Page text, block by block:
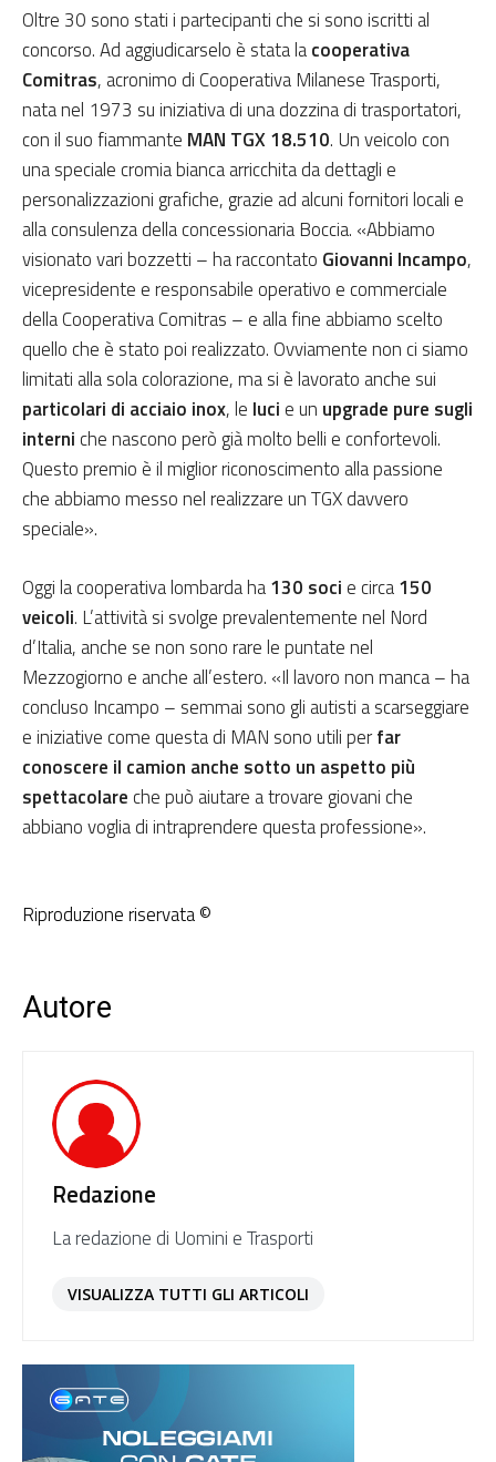
Oltre 30 sono stati i partecipanti che si sono iscritti al
concorso. Ad aggiudicarselo è stata lacooperativa
Comitras, acronimo di Cooperativa Milanese Trasporti,
nata nel 1973 su iniziativa di una dozzina di trasportatori,
con il suo fiammante MAN TGX 18.510. Un veicolo con
una speciale cromia bianca arricchita da dettagli e
personalizzazioni grafiche, grazie ad alcuni fornitori locali e
alla consulenza della concessionaria Boccia. «Abbiamo
visionato vari bozzetti – ha raccontato Giovanni Incampo,
vicepresidente e responsabile operativo e commerciale
della Cooperativa Comitras – e alla fine abbiamo scelto
quello che è stato poi realizzato. Ovviamente non ci siamo
limitati alla sola colorazione, ma si è lavorato anche sui
particolari di acciaio inox, le luci e un upgrade pure sugli
interni che nascono però già molto belli e confortevoli.
Questo premio è il miglior riconoscimento alla passione
che abbiamo messo nel realizzare un TGX davvero
speciale».
Oggi la cooperativa lombarda ha130 soci e circa150
veicoli. L’attività si svolge prevalentemente nel Nord
d’Italia, anche se non sono rare le puntate nel
Mezzogiorno e anche all’estero. «Il lavoro non manca – ha
concluso Incampo – semmai sono gli autisti a scarseggiare
e iniziative come questa di MAN sono utili perfar
conoscere il camion anche sotto un aspetto più
spettacolare che può aiutare a trovare giovani che
abbiano voglia di intraprendere questa professione».
Riproduzione riservata ©
Autore
Redazione
La redazione di Uomini e Trasporti
VISUALIZZA TUTTI GLI ARTICOLI